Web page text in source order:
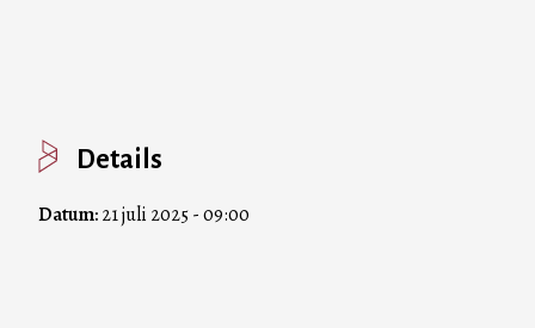
Details
Datum:21 juli 2025 - 09:00